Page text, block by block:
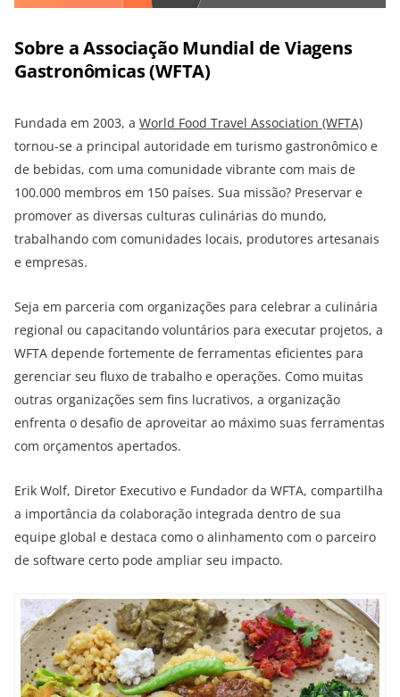
Sobre a Associação Mundial de Viagens
Gastronômicas (WFTA)
Fundada em 2003, a World Food Travel Association (WFTA)
tornou-se a principal autoridade em turismo gastronômico e
de bebidas, com uma comunidade vibrante com mais de
100.000 membros em 150 países. Sua missão? Preservar e
promover as diversas culturas culinárias do mundo,
trabalhando com comunidades locais, produtores artesanais
e empresas.
Seja em parceria com organizações para celebrar a culinária
regional ou capacitando voluntários para executar projetos, a
WFTA depende fortemente de ferramentas eficientes para
gerenciar seu fluxo de trabalho e operações. Como muitas
outras organizações sem fins lucrativos, a organização
enfrenta o desafio de aproveitar ao máximo suas ferramentas
com orçamentos apertados.
Erik Wolf, Diretor Executivo e Fundador da WFTA, compartilha
a importância da colaboração integrada dentro de sua
equipe global e destaca como o alinhamento com o parceiro
de software certo pode ampliar seu impacto.